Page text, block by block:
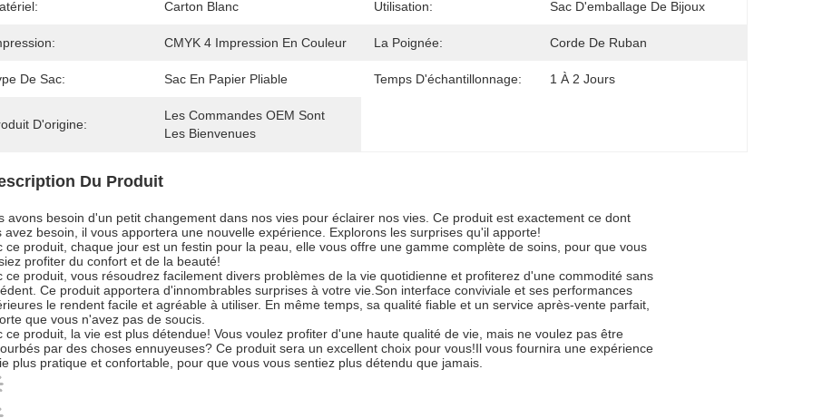
Carton Blanc Utilisation: Sac D'emballage De Bijoux
CMYK 4 Impression En Couleur La Poignée: Corde De Ruban
De Sac: Sac En Papier Pliable Temps D'échantillonnage: 1 À 2 Jours
D'origine:
Les Commandes OEM Sont
Les Bienvenues
Du Produit
avons besoin d'un petit changement dans nos vies pour éclairer nos vies. Ce produit est exactement ce dont
avez besoin, il vous apportera une nouvelle expérience. Explorons les surprises qu'il apporte!
ce produit, chaque jour est un festin pour la peau, elle vous offre une gamme complète de soins, pour que vous
profiter du confort et de la beauté!
ce produit, vous résoudrez facilement divers problèmes de la vie quotidienne et profiterez d'une commodité sans
Ce produit apportera d'innombrables surprises à votre vie.Son interface conviviale et ses performances
le rendent facile et agréable à utiliser. En même temps, sa qualité fiable et un service après-vente parfait,
que vous n'avez pas de soucis.
ce produit, la vie est plus détendue! Vous voulez profiter d'une haute qualité de vie, mais ne voulez pas être
par des choses ennuyeuses? Ce produit sera un excellent choix pour vous!Il vous fournira une expérience
plus pratique et confortable, pour que vous vous sentiez plus détendu que jamais.